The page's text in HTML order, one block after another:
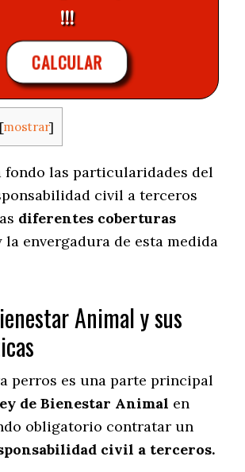
!!!
CALCULAR
[mostrar]
fondo las particularidades del
civil a terceros
diferentes coberturas
la envergadura de esta medida
Animal y sus
perros es una parte principal
de Bienestar Animal en
obligatorio contratar un
civil a terceros.